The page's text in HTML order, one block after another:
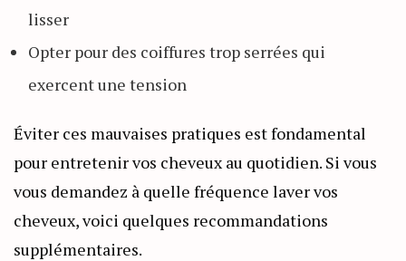
lisser
Opter pour des coiffures trop serrées qui
exercent une tension
Éviter ces mauvaises pratiques est fondamental
pour entretenir vos cheveux au quotidien. Si vous
vous demandez à quelle fréquence laver vos
cheveux, voici quelques recommandations
supplémentaires.